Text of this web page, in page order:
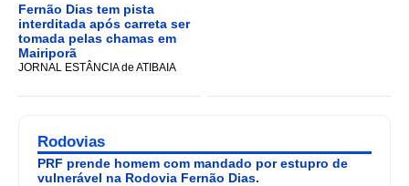
Fernão Dias tem pista
interditada após carreta ser
tomada pelas chamas em
Mairiporã
JORNAL ESTÂNCIA de ATIBAIA
Rodovias
PRF prende homem com mandado por estupro de
vulnerável na Rodovia Fernão Dias.